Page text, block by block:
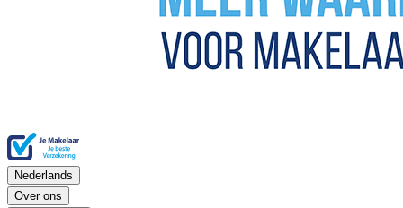
Nederlands
Over ons